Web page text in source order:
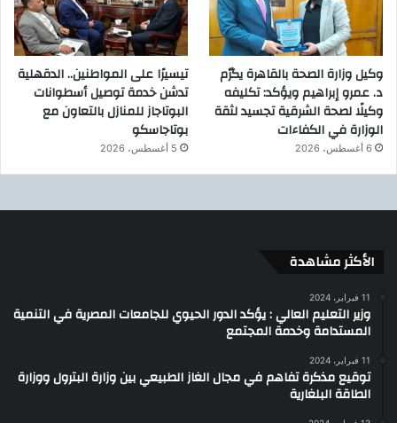
وكيل وزارة الصحة بالقاهرة يكرّم
د. عمرو إبراهيم ويؤكد: تكليفه
وكيلًا لصحة الشرقية تجسيد لثقة
الوزارة في الكفاءات
6 أغسطس، 2026
تيسيرًا على المواطنين.. الدقهلية
تدشن خدمة توصيل أسطوانات
البوتاجاز للمنازل بالتعاون مع
بوتاجاسكو
5 أغسطس، 2026
الأكثر مشاهدة
11 فبراير، 2024
وزير التعليم العالي : يؤكد الدور الحيوي للجامعات المصرية في التنمية
المستدامة وخدمة المجتمع
11 فبراير، 2024
توقيع مذكرة تفاهم في مجال الغاز الطبيعي بين وزارة البترول ووزارة
الطاقة البلغارية